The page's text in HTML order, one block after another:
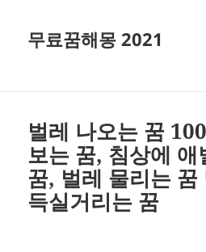
무료꿈해몽 2021
벌레 나오는 꿈
보는 꿈, 침상에 애
꿈, 벌레 물리는
득실거리는 꿈